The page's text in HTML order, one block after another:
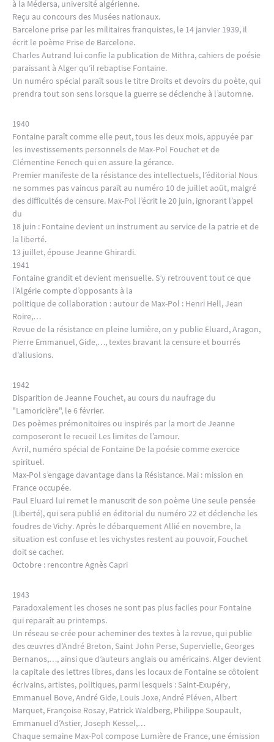
à la Médersa, université algérienne.
Reçu au concours des Musées nationaux.
Barcelone prise par les militaires franquistes, le 14 janvier 1939, il
écrit le poème Prise de Barcelone.
Charles Autrand lui confie la publication de Mithra, cahiers de poésie
paraissant à Alger qu’il rebaptise Fontaine.
Un numéro spécial paraît sous le titre Droits et devoirs du poète, qui
prendra tout son sens lorsque la guerre se déclenche à l’automne.
1940
Fontaine paraît comme elle peut, tous les deux mois, appuyée par
les investissements personnels de Max-Pol Fouchet et de
Clémentine Fenech qui en assure la gérance.
Premier manifeste de la résistance des intellectuels, l’éditorial Nous
ne sommes pas vaincus paraît au numéro 10 de juillet août, malgré
des difficultés de censure. Max-Pol l’écrit le 20 juin, ignorant l’appel
du
18 juin : Fontaine devient un instrument au service de la patrie et de
la liberté.
13 juillet, épouse Jeanne Ghirardi.
1941
Fontaine grandit et devient mensuelle. S’y retrouvent tout ce que
l’Algérie compte d’opposants à la
politique de collaboration : autour de Max-Pol : Henri Hell, Jean
Roire,…
Revue de la résistance en pleine lumière, on y publie Eluard, Aragon,
Pierre Emmanuel, Gide,…, textes bravant la censure et bourrés
d’allusions.
1942
Disparition de Jeanne Fouchet, au cours du naufrage du
"Lamoricière", le 6 février.
Des poèmes prémonitoires ou inspirés par la mort de Jeanne
composeront le recueil Les limites de l’amour.
Avril, numéro spécial de Fontaine De la poésie comme exercice
spirituel.
Max-Pol s’engage davantage dans la Résistance. Mai : mission en
France occupée.
Paul Eluard lui remet le manuscrit de son poème Une seule pensée
(Liberté), qui sera publié en éditorial du numéro 22 et déclenche les
foudres de Vichy. Après le débarquement Allié en novembre, la
situation est confuse et les vichystes restent au pouvoir, Fouchet
doit se cacher.
Octobre : rencontre Agnès Capri
1943
Paradoxalement les choses ne sont pas plus faciles pour Fontaine
qui reparaît au printemps.
Un réseau se crée pour acheminer des textes à la revue, qui publie
des œuvres d’André Breton, Saint John Perse, Supervielle, Georges
Bernanos,…, ainsi que d’auteurs anglais ou américains. Alger devient
la capitale des lettres libres, dans les locaux de Fontaine se côtoient
écrivains, artistes, politiques, parmi lesquels : Saint-Exupéry,
Emmanuel Bove, André Gide, Louis Joxe, André Pléven, Albert
Marquet, Françoise Rosay, Patrick Waldberg, Philippe Soupault,
Emmanuel d’Astier, Joseph Kessel,…
Chaque semaine Max-Pol compose Lumière de France, une émission